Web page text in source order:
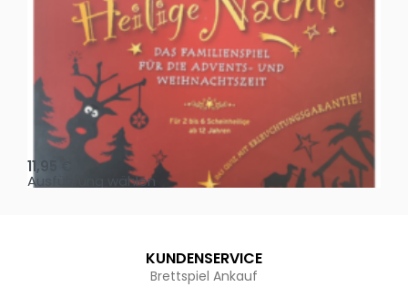
Oh, heilige Nacht!
11,95
Ausführung wählen
KUNDENSERVICE
Brettspiel Ankauf